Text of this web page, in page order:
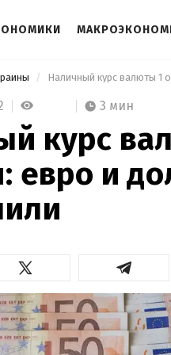
Наличный курс валюты 1
3 мин
курс
евро и